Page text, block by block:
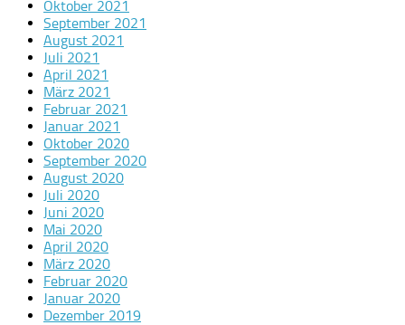
Oktober 2021
September 2021
August 2021
Juli 2021
April 2021
März 2021
Februar 2021
Januar 2021
Oktober 2020
September 2020
August 2020
Juli 2020
Juni 2020
Mai 2020
April 2020
März 2020
Februar 2020
Januar 2020
Dezember 2019